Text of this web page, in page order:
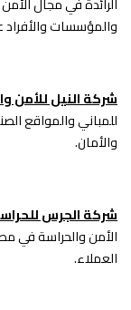
والمؤسسات والأفراد
شركة النيل للأمن
للمباني والمواقع
والأمان.
شركة الجرس
الأمن والحراسة في
العملاء.